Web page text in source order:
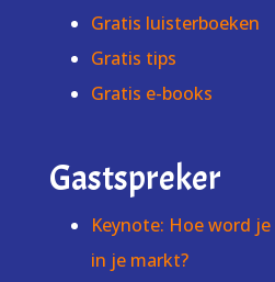
Gratis luisterboeken
Gratis tips
Gratis e-books
Gastspreker
Keynote: Hoe word
in je markt?